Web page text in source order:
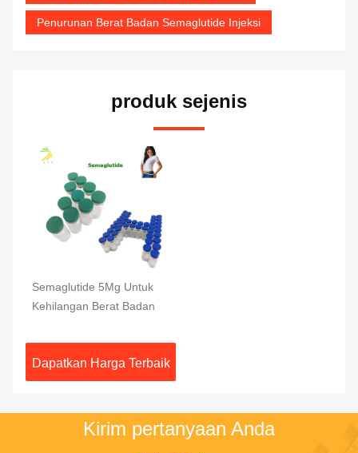
Penurunan Berat Badan Semaglutide Injeksi
produk sejenis
Semaglutide 5Mg Untuk
Kehilangan Berat Badan
Dapatkan Harga Terbaik
Kirim pertanyaan Anda